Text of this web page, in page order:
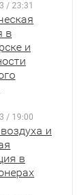
/ 23:31
в
и
/ 19:00
и
в